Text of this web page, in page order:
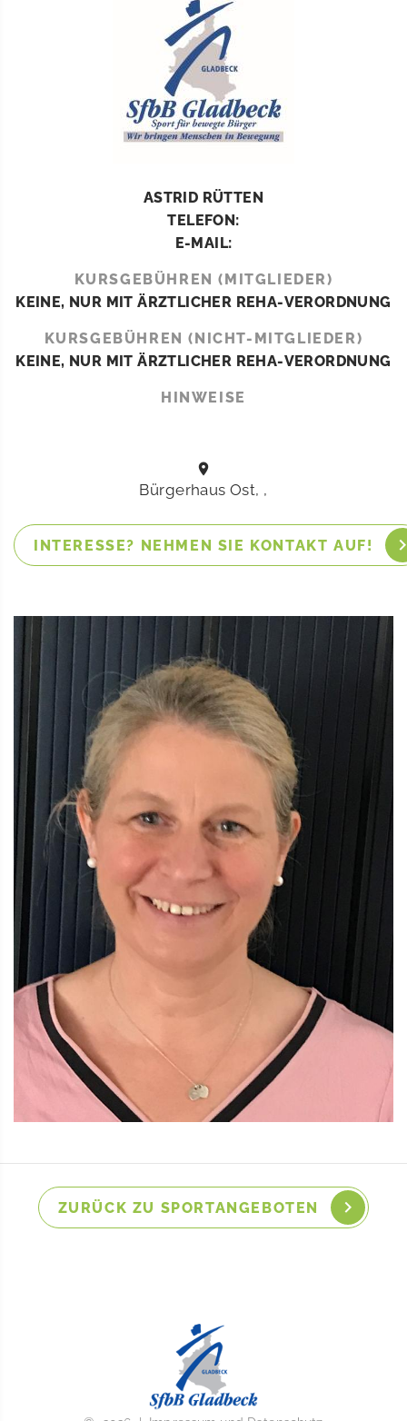
ASTRID RÜTTEN
TELEFON:
E-MAIL:
KURSGEBÜHREN (MITGLIEDER)
KEINE, NUR MIT ÄRZTLICHER REHA-VERORDNUNG
KURSGEBÜHREN (NICHT-MITGLIEDER)
KEINE, NUR MIT ÄRZTLICHER REHA-VERORDNUNG
HINWEISE
Bürgerhaus Ost, ,
INTERESSE? NEHMEN SIE KONTAKT AUF!
ZURÜCK ZU SPORTANGEBOTEN